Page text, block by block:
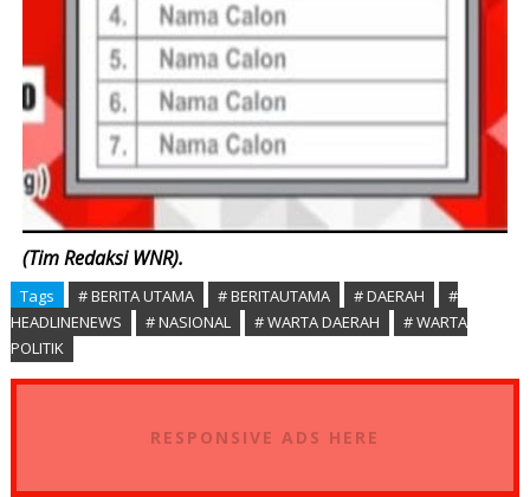
(Tim Redaksi WNR).
Tags # BERITA UTAMA # BERITAUTAMA # DAERAH
#
HEADLINENEWS
# NASIONAL # WARTA DAERAH
# WARTA
POLITIK
RESPONSIVE ADS HERE